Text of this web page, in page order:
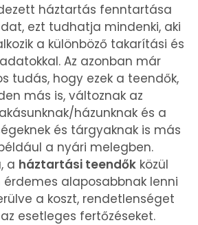
háztartás fenntartása
ezt tudhatja mindenki, aki
a különböző takarítási és
Az azonban már
tudás, hogy ezek a teendők,
más is, változnak az
házunknak és a
és tárgyaknak is más
a nyári melegben.
a háztartási teendők közül
alaposabbnak lenni
a koszt, rendetlenséget
esetleges fertőzéseket.